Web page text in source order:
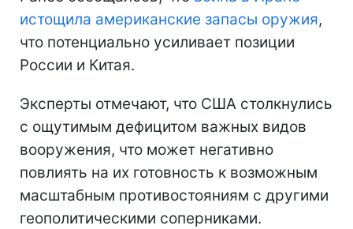
истощила американские запасы оружия,
что потенциально усиливает позиции
России и Китая.
Эксперты отмечают, что США столкнулись
с ощутимым дефицитом важных видов
вооружения, что может негативно
повлиять на их готовность к возможным
масштабным противостояниям с другими
геополитическими соперниками.